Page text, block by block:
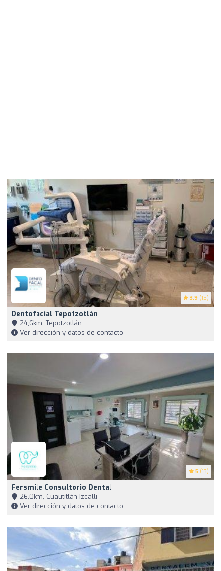
3.9 (15)
Dentofacial Tepotzotlán
24,6km, Tepotzotlán
Ver dirección y datos de contacto
5 (13)
Fersmile Consultorio Dental
26,0km, Cuautitlán Izcalli
Ver dirección y datos de contacto